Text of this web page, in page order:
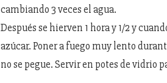
cambiando 3 veces el agua.
Después se hierven 1 hora y 1/2 y
azúcar. Poner a fuego muy lento
no se pegue. Servir en potes de vidrio